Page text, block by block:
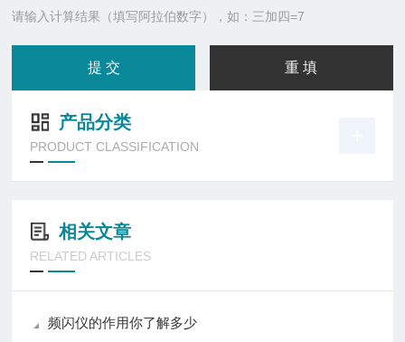
请输入计算结果（填写阿拉伯数字），如：三加四=7
产品分类
PRODUCT CLASSIFICATION
相关文章
RELATED ARTICLES
频闪仪的作用你了解多少